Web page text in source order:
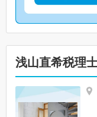
浅山直希税理